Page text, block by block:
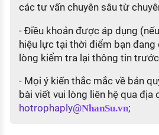
các tư vấn chuyên sâu từ
- Điều khoản được áp dụng
hiệu lực tại thời điểm bạn đang
lòng kiểm tra lại thông tin
- Mọi ý kiến thắc mắc về bản
bài viết vui lòng liên hệ qua địa
hotrophaply@NhanSu.vn;